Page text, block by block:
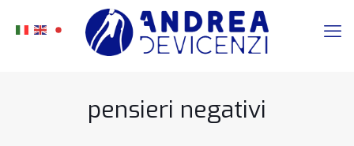
pensieri negativi